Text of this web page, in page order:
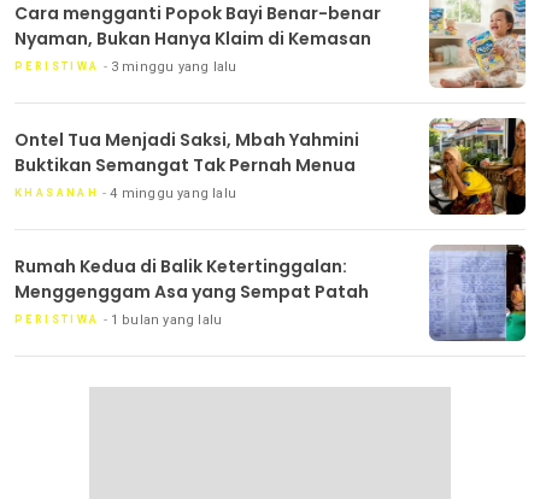
Cara mengganti Popok Bayi Benar-benar
Nyaman, Bukan Hanya Klaim di Kemasan
PERISTIWA 3 minggu yang lalu
Ontel Tua Menjadi Saksi, Mbah Yahmini
Buktikan Semangat Tak Pernah Menua
KHASANAH 4 minggu yang lalu
Rumah Kedua di Balik Ketertinggalan:
Menggenggam Asa yang Sempat Patah
PERISTIWA 1 bulan yang lalu